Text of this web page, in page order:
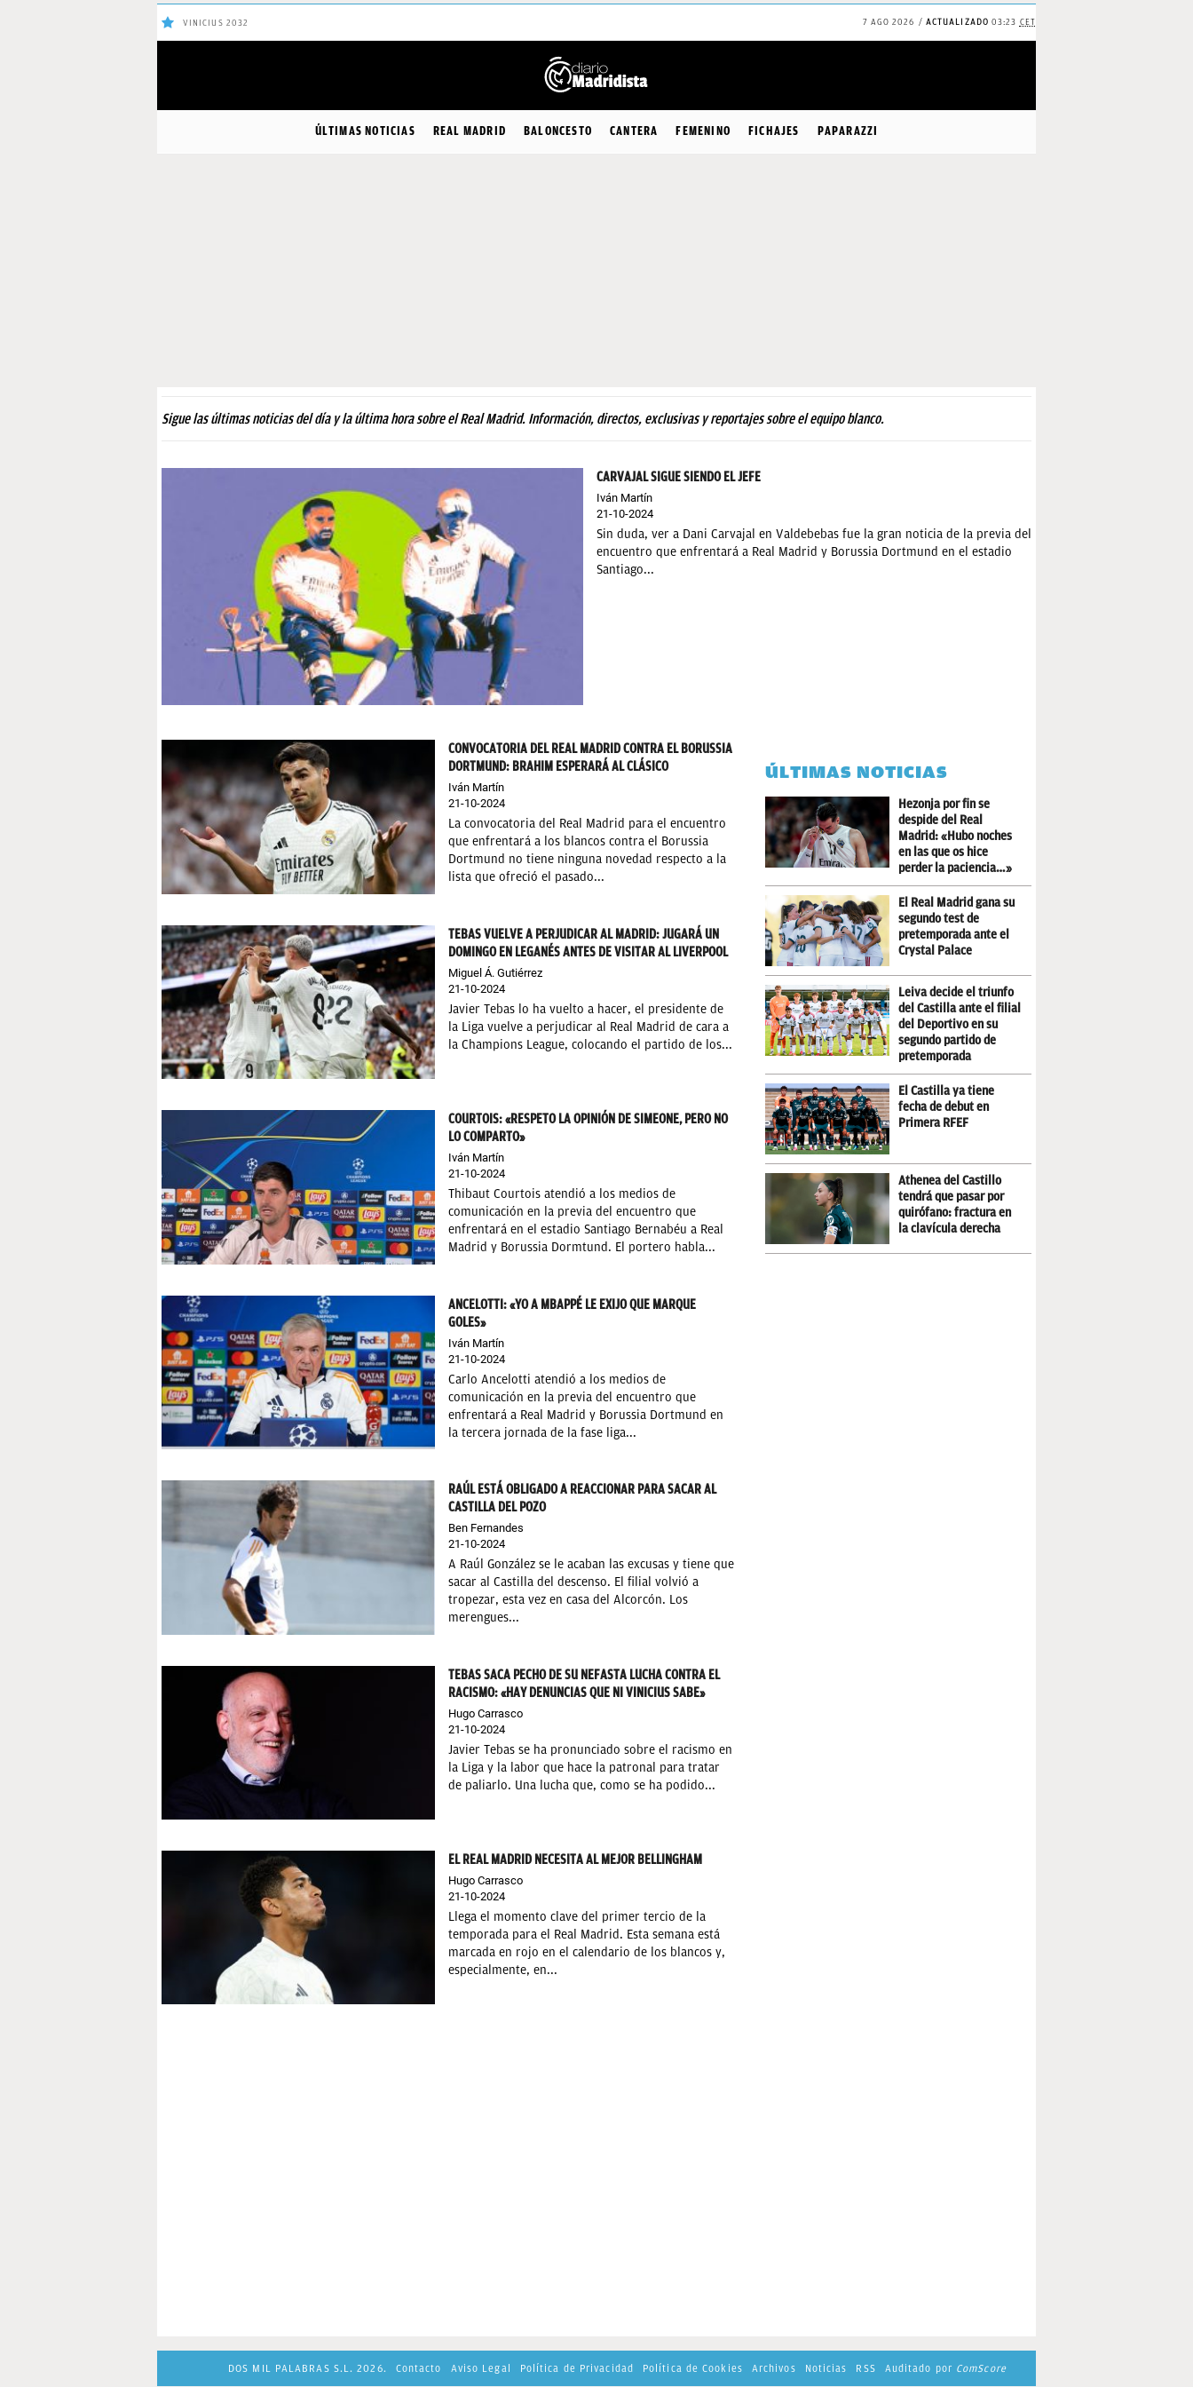
VINICIUS 2032 7 AGO 2026 ACTUALIZADO 03:23 CET
ÚLTIMAS
PAPARAZZI
ÚLTIMAS NOTICIAS REAL MADRID BALONCESTO CANTERA FEMENINO FICHAJES PAPARAZZI
Sigue las últimas noticias del día y la última hora sobre el Real Madrid. Información, directos, exclusivas y reportajes sobre el equipo blanco.
CARVAJAL SIGUE SIENDO EL JEFE
Iván Martín
21-10-2024
Sin duda, ver a Dani Carvajal en Valdebebas fue la gran noticia de la previa del
encuentro que enfrentará a Real Madrid y Borussia Dortmund en el estadio
Santiago...
CONVOCATORIA DEL REAL MADRID CONTRA EL BORUSSIA
DORTMUND: BRAHIM ESPERARÁ AL CLÁSICO
Iván Martín
21-10-2024
La convocatoria del Real Madrid para el encuentro
que enfrentará a los blancos contra el Borussia
Dortmund no tiene ninguna novedad respecto a la
lista que ofreció el pasado...
TEBAS VUELVE A PERJUDICAR AL MADRID: JUGARÁ UN
DOMINGO EN LEGANÉS ANTES DE VISITAR AL LIVERPOOL
Miguel Á. Gutiérrez
21-10-2024
Javier Tebas lo ha vuelto a hacer, el presidente de
la Liga vuelve a perjudicar al Real Madrid de cara a
la Champions League, colocando el partido de los...
COURTOIS: «RESPETO LA OPINIÓN DE SIMEONE, PERO NO
LO COMPARTO»
Iván Martín
21-10-2024
Thibaut Courtois atendió a los medios de
comunicación en la previa del encuentro que
enfrentará en el estadio Santiago Bernabéu a Real
Madrid y Borussia Dormtund. El portero habla...
ANCELOTTI: «YO A MBAPPÉ LE EXIJO QUE MARQUE
GOLES»
Iván Martín
21-10-2024
Carlo Ancelotti atendió a los medios de
comunicación en la previa del encuentro que
enfrentará a Real Madrid y Borussia Dortmund en
la tercera jornada de la fase liga...
RAÚL ESTÁ OBLIGADO A REACCIONAR PARA SACAR AL
CASTILLA DEL POZO
Ben Fernandes
21-10-2024
A Raúl González se le acaban las excusas y tiene que
sacar al Castilla del descenso. El filial volvió a
tropezar, esta vez en casa del Alcorcón. Los
merengues...
TEBAS SACA PECHO DE SU NEFASTA LUCHA CONTRA EL
RACISMO: «HAY DENUNCIAS QUE NI VINICIUS SABE»
Hugo Carrasco
21-10-2024
Javier Tebas se ha pronunciado sobre el racismo en
la Liga y la labor que hace la patronal para tratar
de paliarlo. Una lucha que, como se ha podido...
EL REAL MADRID NECESITA AL MEJOR BELLINGHAM
Hugo Carrasco
21-10-2024
Llega el momento clave del primer tercio de la
temporada para el Real Madrid. Esta semana está
marcada en rojo en el calendario de los blancos y,
especialmente, en...
ÚLTIMAS NOTICIAS
Hezonja por fin se
despide del Real
Madrid: «Hubo noches
en las que os hice
perder la paciencia…»
El Real Madrid gana su
segundo test de
pretemporada ante el
Crystal Palace
Leiva decide el triunfo
del Castilla ante el filial
del Deportivo en su
segundo partido de
pretemporada
El Castilla ya tiene
fecha de debut en
Primera RFEF
Athenea del Castillo
tendrá que pasar por
quirófano: fractura en
la clavícula derecha
DOS MIL PALABRAS S.L. 2026. Contacto Aviso Legal Política de Privacidad Política de Cookies Archivos Noticias RSS Auditado por ComScore